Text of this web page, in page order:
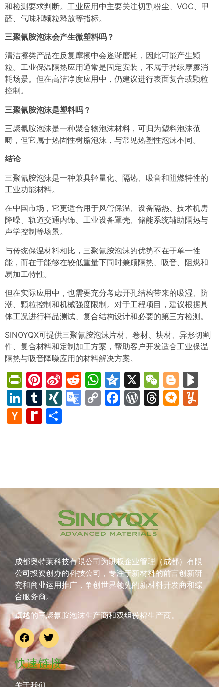
和检测要求判断。工业应用中主要关注切割粉尘、VOC、甲
醛、气味和颗粒释放等指标。
三聚氰胺泡沫会产生微塑料吗？
清洁擦类产品在反复摩擦中会逐渐磨耗，因此可能产生颗
粒。工业保温隔热应用通常是固定安装，不属于持续摩擦消
耗场景。但在高洁净度应用中，仍建议进行表面复合或颗粒
控制。
三聚氰胺泡沫是塑料吗？
三聚氰胺泡沫是一种聚合物泡沫材料，可归为塑料泡沫范
畴，但它属于热固性树脂泡沫，与常见热塑性泡沫不同。
结论
三聚氰胺泡沫是一种兼具轻量化、隔热、吸音和阻燃特性的
工业功能材料。
在中国市场，它更适合用于风管保温、设备隔热、技术机房
降噪、轨道交通内饰、工业设备罩壳、储能系统辅助隔热与
声学控制等场景。
与传统保温材料相比，三聚氰胺泡沫的优势不在于单一性
能，而在于能够在较低重量下同时兼顾隔热、吸音、阻燃和
易加工特性。
但在实际应用中，也需要充分考虑开孔结构带来的吸湿、防
潮、颗粒控制和机械强度限制。对于工程项目，建议根据具
体工况进行样品测试、复合结构设计和必要的第三方检测。
SINOYQX可提供三聚氰胺泡沫片材、卷材、块材、异形切割
件、复合材料和定制加工方案，帮助客户开发适合工业保温
隔热与吸音降噪应用的材料解决方案。
PrintFriendly
Pinterest
Sina
Weibo
Reddit
WhatsApp
Qzone
X WeChat
LinkedIn
Tumblr
XINGGoogle
CopyFacebook
WordPress
Hacker
Rediff
成都奥特莱科技有限公司为琪权企业管理（成都）有限
公司投资创办的科技公司，专注于新材料的前言创新研
究和商业运用推广，争创世界领先的新材料开发商和综
合服务商。
卓越的三聚氰胺泡沫生产商和双组份棉生产商。
快速链接
关于我们